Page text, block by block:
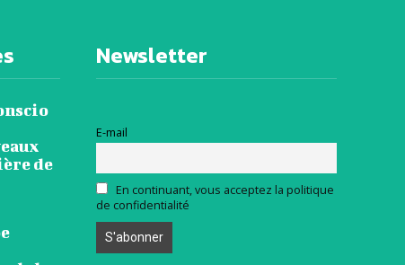
de
Newsletter
E-mail
En continuant, vous acceptez la politique
de confidentialité